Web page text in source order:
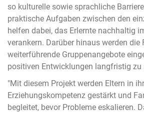
so kulturelle sowie sprachliche
praktische Aufgaben zwischen den
helfen dabei, das Erlernte nachhaltig
verankern. Darüber hinaus werden die
weiterführende Gruppenangebote
positiven Entwicklungen langfristig zu
"Mit diesem Projekt werden Eltern in
Erziehungskompetenz gestärkt und
begleitet, bevor Probleme eskalieren.